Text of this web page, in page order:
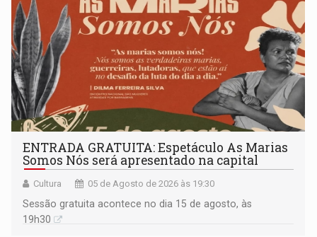
ENTRADA GRATUITA: Espetáculo As Marias
Somos Nós será apresentado na capital
Cultura 05 de Agosto de 2026 às 19:30
Sessão gratuita acontece no dia 15 de agosto, às
19h30